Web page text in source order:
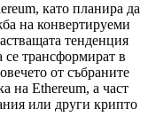
като планира да
на конвертируеми
тенденция
трансформират в
от събраните
на Ethereum, а част
или други крипто